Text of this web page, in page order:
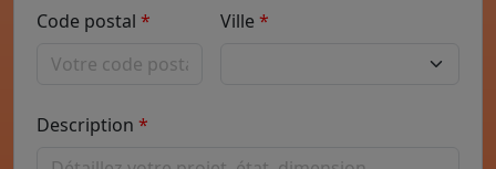
Code postal Ville
Description